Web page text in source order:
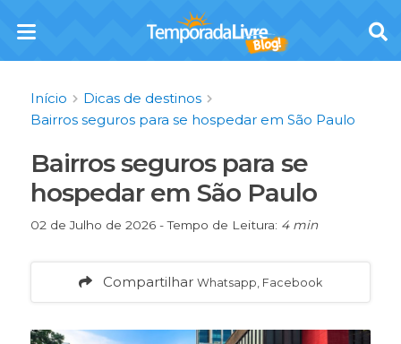
Início
Dicas de destinos
Bairros seguros para se hospedar em São Paulo
Bairros seguros para se
hospedar em São Paulo
02 de Julho de 2026 - Tempo de Leitura: 4 min
Compartilhar Whatsapp, Facebook